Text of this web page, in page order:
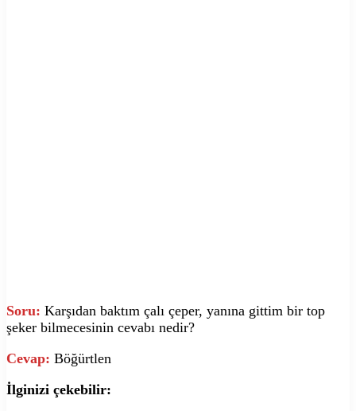
Soru: Karşıdan baktım çalı çeper, yanına gittim bir top
şeker bilmecesinin cevabı nedir?
Cevap: Böğürtlen
İlginizi çekebilir: